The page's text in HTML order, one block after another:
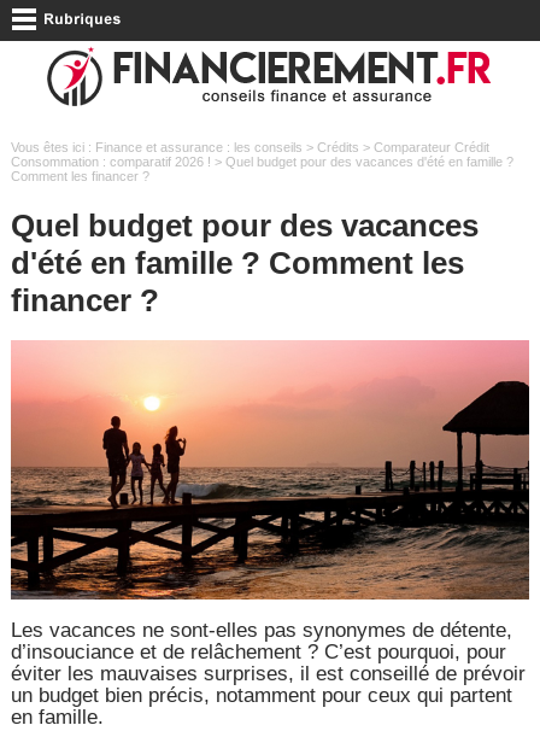
Vous êtes ici : Finance et assurance : les conseils > Crédits > Comparateur Crédit
Consommation : comparatif 2026 ! > Quel budget pour des vacances d'été en famille ?
Comment les financer ?
Quel budget pour des vacances
d'été en famille ? Comment les
financer ?
Les vacances ne sont-elles pas synonymes de détente,
d’insouciance et de relâchement ? C’est pourquoi, pour
éviter les mauvaises surprises, il est conseillé de prévoir
un budget bien précis, notamment pour ceux qui partent
en famille.